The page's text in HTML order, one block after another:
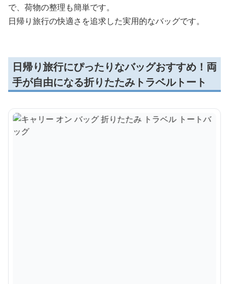
で、荷物の整理も簡単です。
日帰り旅行の快適さを追求した実用的なバッグです。
日帰り旅行にぴったりなバッグおすすめ！両
手が自由になる折りたたみトラベルトート